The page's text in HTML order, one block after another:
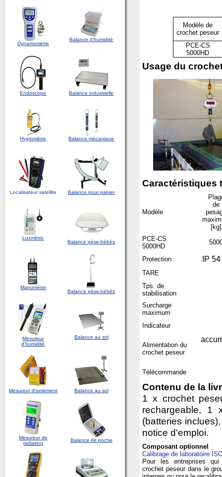
Dynamomètre
Balance d'humidité
Endoscope Balance industrielle
Hygromètre Balance mécanique
Localisateur satellite Balance pour papier
Luxmètre
Balance pèse-bébés
Manomètre
Balance pèse-bébés
Mesureur
d'humidité
Balance au sol
Mesureur d'isolement Balance au sol
Mesureur de
radiation
Balance de poche
Modèle de
crochet peseur
PCE-CS
5000HD
Usage du
Caractéristiques
Modèle
de
[kg]
PCE-CS
5000HD
Protection IP
TARE
Tps. de
stabilisation
Surcharge
maximum
Indicateur
Alimentation du
crochet peseur
Télécommande
Contenu de la
1 x crochet
rechargeable, 1
(batteries
notice d'emploi.
Composant optionnel
Calibrage de laboratoire
Pour les entreprises
crochet peseur dans le